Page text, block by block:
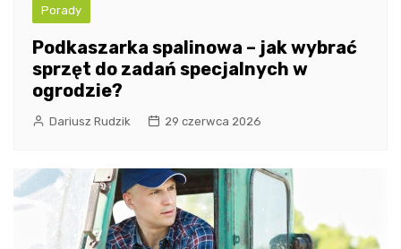
Porady
Podkaszarka spalinowa – jak wybrać
sprzęt do zadań specjalnych w
ogrodzie?
Dariusz Rudzik 29 czerwca 2026